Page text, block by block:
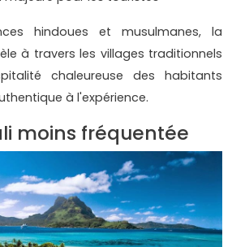
hindoues et musulmanes, la
à travers les villages traditionnels
chaleureuse des habitants
à l'expérience.
moins fréquentée